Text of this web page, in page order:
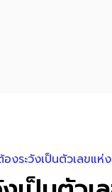
ะวังเป็นตัวเลขแห่ง